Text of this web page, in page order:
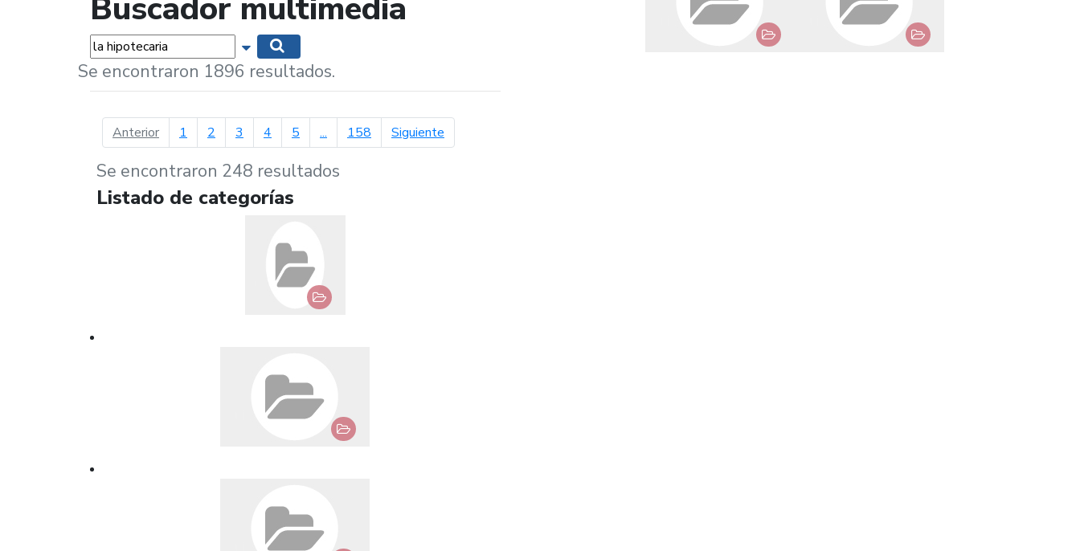
Buscador multimedia
Palabras... Mostrar opciones de búsqueda
Se encontraron 1896 resultados.
Anteriorpágina anterior
1 2 3 4 5 ... 158 Siguientepágina siguiente
Se encontraron 248 resultados
Listado de categorías